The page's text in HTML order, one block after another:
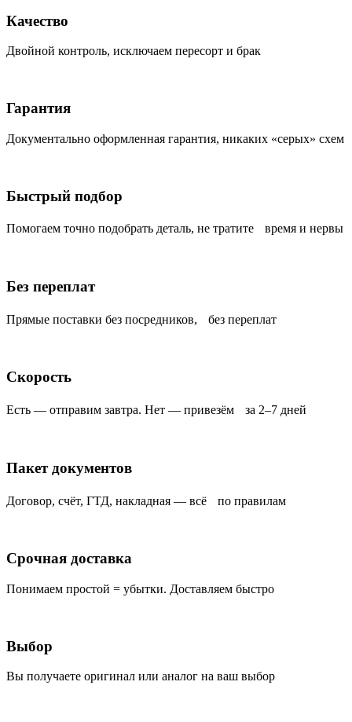
Качество
Двойной контроль, исключаем пересорт и брак
Гарантия
Документально оформленная гарантия, никаких «серых» схем
Быстрый подбор
Помогаем точно подобрать деталь, не тратите время и нервы
Без переплат
Прямые поставки без посредников, без переплат
Скорость
Есть — отправим завтра. Нет — привезём за 2–7 дней
Пакет документов
Договор, счёт, ГТД, накладная — всё по правилам
Срочная доставка
Понимаем простой = убытки. Доставляем быстро
Выбор
Вы получаете оригинал или аналог на ваш выбор